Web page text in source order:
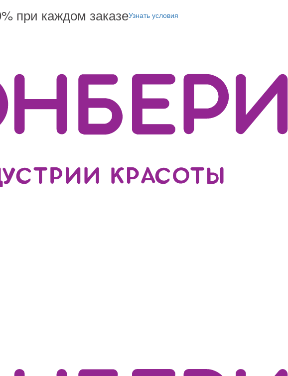
при каждом заказеУзнать условия